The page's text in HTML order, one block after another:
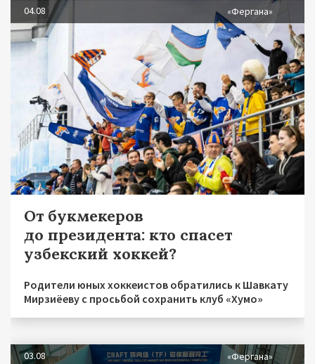
04.08 «Фергана»
От букмекеров
до президента: кто спасет
узбекский хоккей?
Родители юных хоккеистов обратились к Шавкату
Мирзиёеву с просьбой сохранить клуб «Хумо»
03.08 «Фергана»